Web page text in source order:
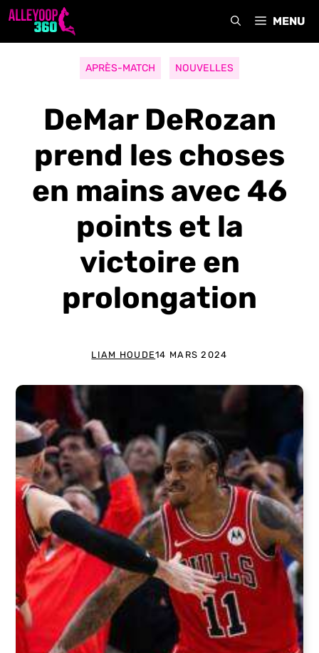
Aller
MENU
APRÈS-MATCH NOUVELLES
DeMar DeRozan
prend les choses
en mains avec 46
points et la
victoire en
prolongation
LIAM HOUDE14 MARS 2024